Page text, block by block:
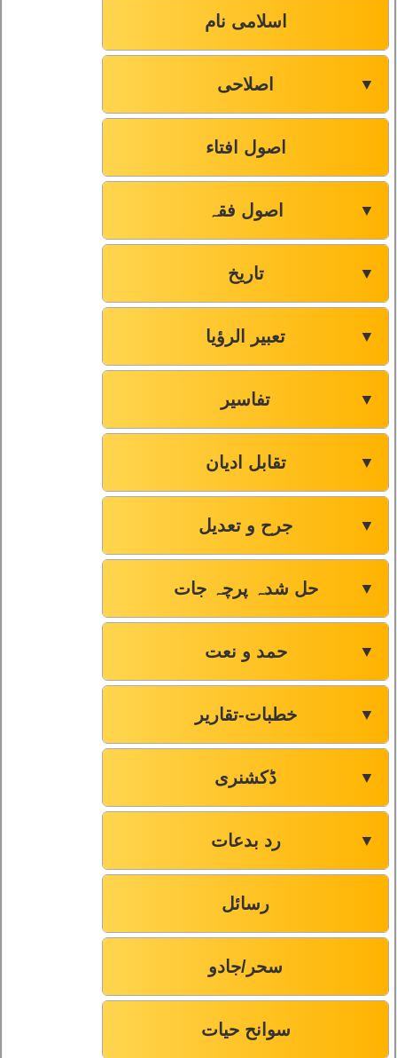
اسلامی نام
اصلاحی ▼
اصول افتاء
اصول فقہ ▼
تاریخ ▼
تعبیر الرؤیا ▼
تفاسیر ▼
تقابل ادیان ▼
جرح و تعدیل ▼
حل شدہ پرچہ جات ▼
حمد و نعت ▼
خطبات-تقاریر ▼
ڈکشنری ▼
رد بدعات ▼
رسائل
سحر/جادو
سوانح حیات